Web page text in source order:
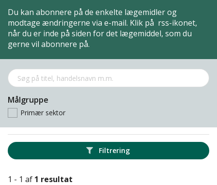
Du kan abonnere på de enkelte lægemidler og
modtage ændringerne via e-mail. Klik på rss-ikonet,
når du er inde på siden for det lægemiddel, som du
gerne vil abonnere på.
Målgruppe
Primær sektor
Filtrering
1 - 1 af 1 resultat